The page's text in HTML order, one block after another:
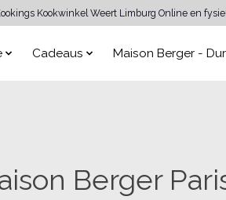
Kookwinkel Weert Limburg Online en
Cadeaus Maison Berger -
Berger